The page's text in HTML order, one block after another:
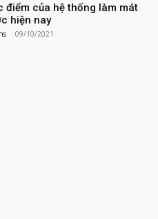
điểm của hệ thống làm mát
hiện nay
- 09/10/2021